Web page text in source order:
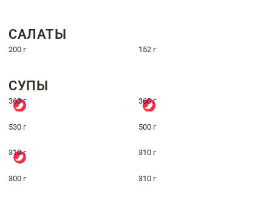
САЛАТЫ
200 г 152 г
СУПЫ
360 г 360 г
530 г 500 г
310 г 310 г
300 г 310 г